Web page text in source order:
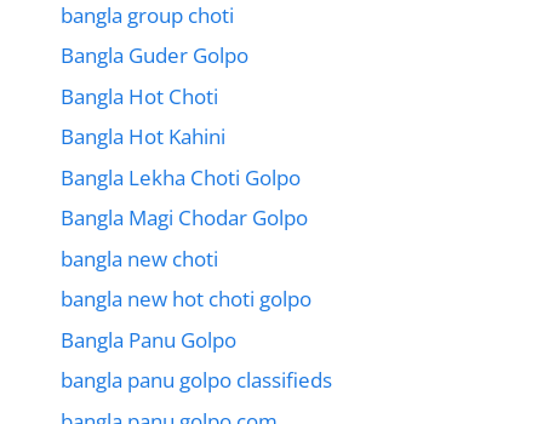
bangla group choti
Bangla Guder Golpo
Bangla Hot Choti
Bangla Hot Kahini
Bangla Lekha Choti Golpo
Bangla Magi Chodar Golpo
bangla new choti
bangla new hot choti golpo
Bangla Panu Golpo
bangla panu golpo classifieds